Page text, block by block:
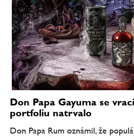
Don Papa Gayuma se
portfoliu natrvalo
Don Papa Rum oznámil, že